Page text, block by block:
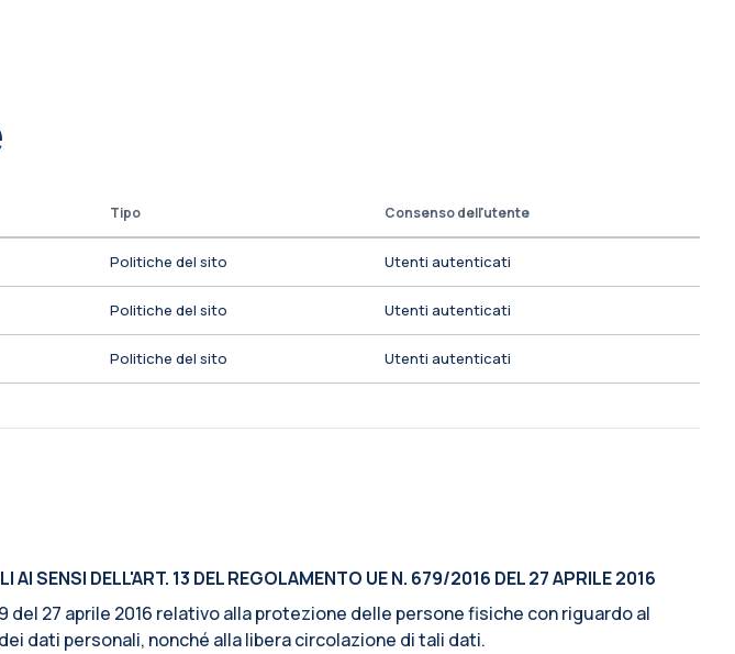
Tipo Consenso dell'utente
Politiche del sito Utenti autenticati
Politiche del sito Utenti autenticati
Politiche del sito Utenti autenticati
SENSI DELL'ART. 13 DEL REGOLAMENTO UE N. 679/2016 DEL 27 APRILE 2016
del 27 aprile 2016 relativo alla protezione delle persone fisiche con riguardo al
dati personali, nonché alla libera circolazione di tali dati.